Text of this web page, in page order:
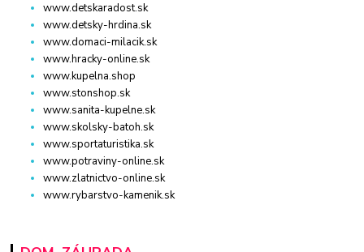
www.detskaradost.sk
www.detsky-hrdina.sk
www.domaci-milacik.sk
www.hracky-online.sk
www.kupelna.shop
www.stonshop.sk
www.sanita-kupelne.sk
www.skolsky-batoh.sk
www.sportaturistika.sk
www.potraviny-online.sk
www.zlatnictvo-online.sk
www.rybarstvo-kamenik.sk